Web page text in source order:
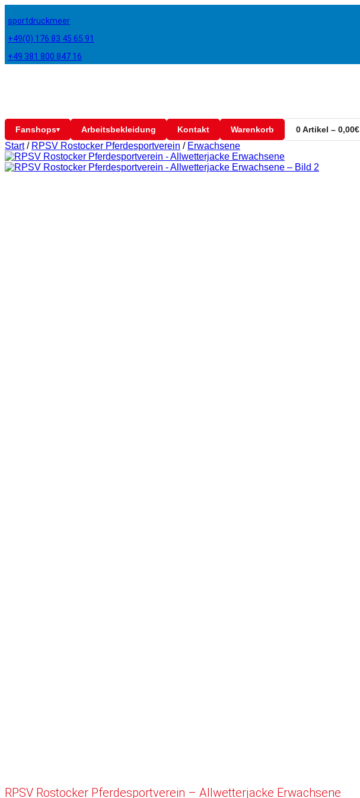
sportdruckmeer
+49(0) 176 83 45 65 91
+49 381 800 847 16
Fanshops▾ Arbeitsbekleidung Kontakt Warenkorb 0 Artikel – 0,00€
Start / RPSV Rostocker Pferdesportverein / Erwachsene
RPSV Rostocker Pferdesportverein – Allwetterjacke Erwachsene